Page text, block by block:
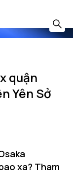
quận
Yên Sở
xa? Tham